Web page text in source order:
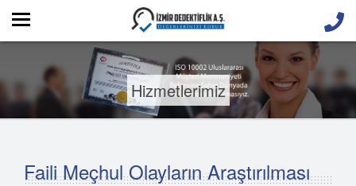
Hizmetlerimiz
Faili Meçhul Olayların Araştırılması